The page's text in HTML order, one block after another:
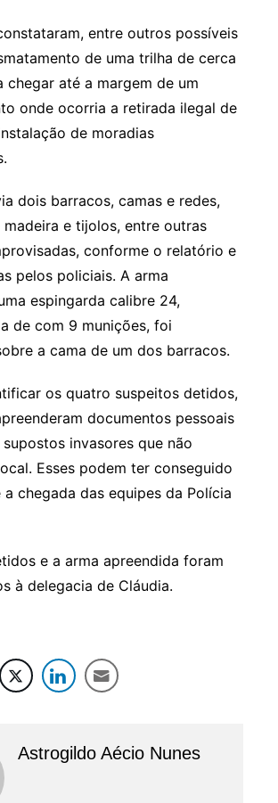
entre outros possíveis
de uma trilha de cerca
chegar até a margem de um
onde ocorria a retirada ilegal de
de moradias
dois barracos, camas e redes,
e tijolos, entre outras
conforme o relatório e
pelos policiais. A arma
espingarda calibre 24,
de com 9 munições, foi
a cama de um dos barracos.
os quatro suspeitos detidos,
documentos pessoais
invasores que não
Esses podem ter conseguido
chegada das equipes da Polícia
e a arma apreendida foram
à delegacia de Cláudia.
Astrogildo Aécio Nunes